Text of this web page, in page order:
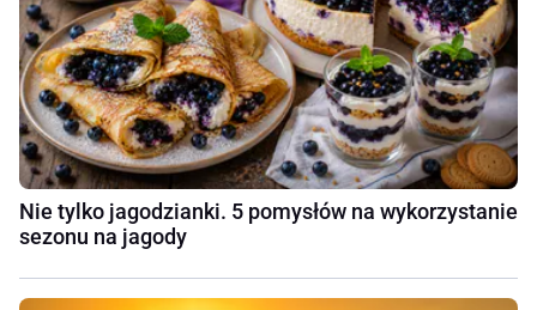
Nie tylko jagodzianki. 5 pomysłów na wykorzystanie
sezonu na jagody